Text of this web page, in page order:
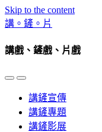
Skip to the content
講。鏟。片
講戲、鏟戲、片戲
Toggle
mobile
Toggle
search
field
講鏟宣傳
講鏟專題
講鏟影展